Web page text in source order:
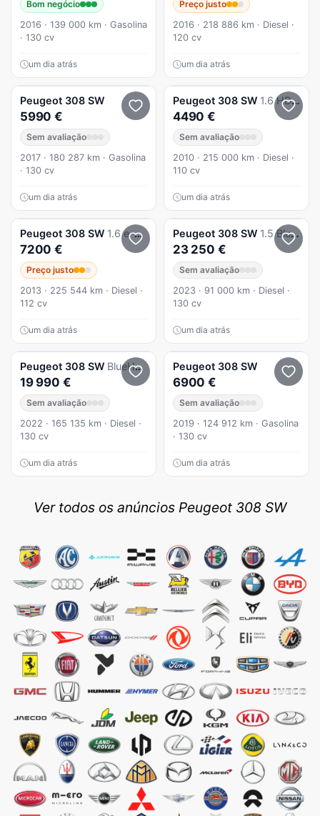
Bom negócio
2016 · 139 000 km · Gasolina
· 130 cv
um dia atrás
Preço justo
2016 · 218 886 km · Diesel ·
120 cv
um dia atrás
Peugeot 308 SW
5990 €
Sem avaliação
2017 · 180 287 km · Gasolina
· 130 cv
um dia atrás
Peugeot 308 SW 1.6 HDi Executive CVM6
4490 €
Sem avaliação
2010 · 215 000 km · Diesel ·
110 cv
um dia atrás
Peugeot 308 SW 1.6 e-HDi Access CVM6
7200 €
Preço justo
2013 · 225 544 km · Diesel ·
112 cv
um dia atrás
Peugeot 308 SW 1.5 BlueHDi Allure EAT8
23 250 €
Sem avaliação
2023 · 91 000 km · Diesel ·
130 cv
um dia atrás
Peugeot 308 SW BlueHDi 130 Allure Pack
19 990 €
Sem avaliação
2022 · 165 135 km · Diesel ·
130 cv
um dia atrás
Peugeot 308 SW
6900 €
Sem avaliação
2019 · 124 912 km · Gasolina
· 130 cv
um dia atrás
Ver todos os anúncios Peugeot 308 SW